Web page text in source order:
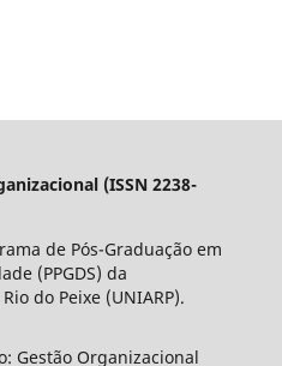
(ISSN 2238-
de Pós-Graduação em
(PPGDS) da
do Peixe (UNIARP).
Gestão Organizacional